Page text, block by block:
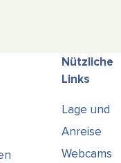
Nützliche
Links
Lage und
Anreise
Webcams